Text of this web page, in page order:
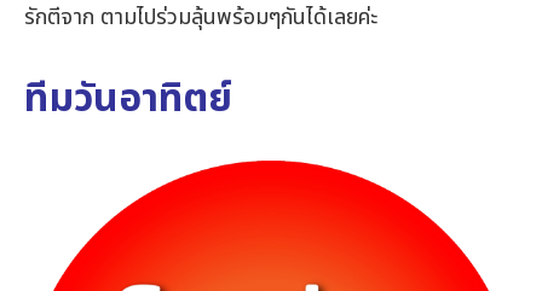
รักตีจาก ตามไปร่วมลุ้นพร้อมๆกันได้เลยค่ะ
ทีมวันอาทิตย์